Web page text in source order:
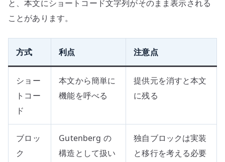
と、本文にショートコード文字列がそのまま表示される
ことがあります。
方式 利点 注意点
ショー
トコー
ド
本文から簡単に
機能を呼べる
提供元を消すと本文
に残る
ブロッ
ク
Gutenberg の
構造として扱い
独自ブロックは実装
と移行を考える必要